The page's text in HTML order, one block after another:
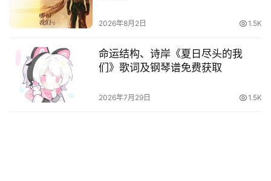
语
2026年8月2日 1.5K
命运结构、诗岸《夏日尽头的我
们》歌词及钢琴谱免费获取
2026年7月29日 1.5K